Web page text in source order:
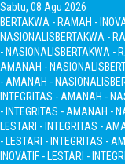
Sabtu, 08 Agu 2026
BERTAKWA - RAMAH -
NASIONALISBERTAKWA -
- NASIONALISBERTAKWA -
AMANAH - NASIONALIS
- AMANAH - NASIONALIS
INTEGRITAS - AMANAH -
- INTEGRITAS - AMANAH -
LESTARI - INTEGRITAS -
- LESTARI - INTEGRITAS -
INOVATIF - LESTARI -